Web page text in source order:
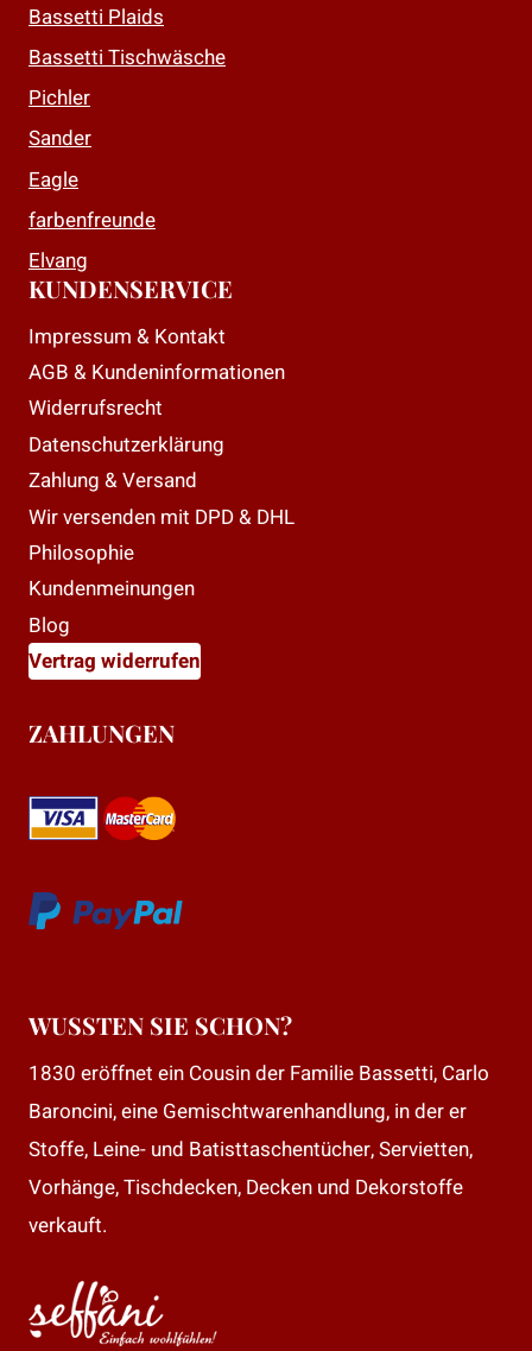
auf
der
gewählt
werden
Bassetti Plaids
Bassetti Tischwäsche
Pichler
Sander
Eagle
farbenfreunde
Elvang
KUNDENSERVICE
Impressum & Kontakt
AGB & Kundeninformationen
Widerrufsrecht
Datenschutzerklärung
Zahlung & Versand
Wir versenden mit DPD & DHL
Philosophie
Kundenmeinungen
Blog
Vertrag widerrufen
ZAHLUNGEN
WUSSTEN SIE SCHON?
1830 eröffnet ein Cousin der Familie Bassetti, Carlo
Baroncini, eine Gemischtwarenhandlung, in der er
Stoffe, Leine- und Batisttaschentücher, Servietten,
Vorhänge, Tischdecken, Decken und Dekorstoffe
verkauft.